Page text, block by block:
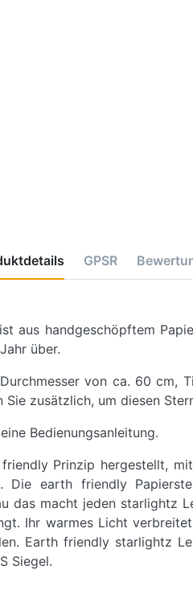
GPSR
aus handgeschöpftem
über.
von ca. 60
zusätzlich, um diesen
Bedienungsanleitung.
Prinzip hergestellt,
Die earth friendly
das macht jeden starlightz
Ihr warmes Licht
Earth friendly starlightz
Siegel.